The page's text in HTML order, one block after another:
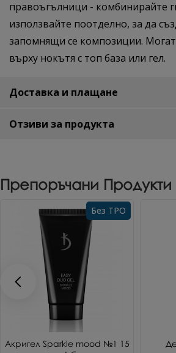
правоъгълници - комбинирайте
използвайте поотделно, за да
запомнящи се композиции. Могат
върху нокътя с топ база или гел.
Доставка и плащане
Отзиви за продукта
Препоръчани Продукти
Без TPO
Акригел Sparkle mood №1 15